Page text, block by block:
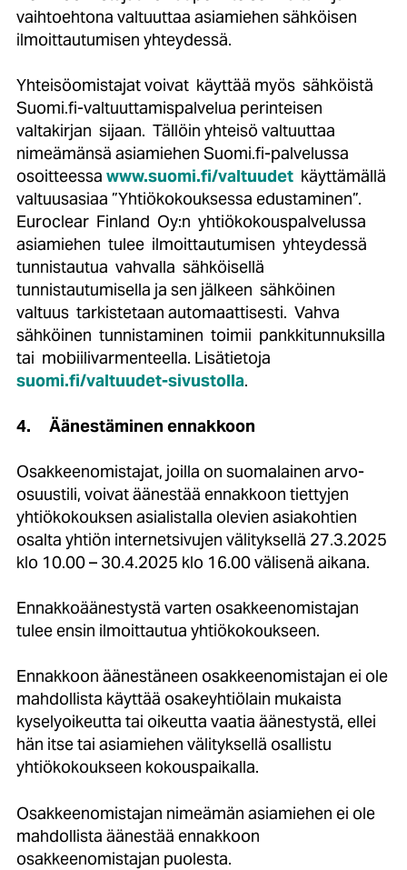
vaihtoehtona valtuuttaa asiamiehen sähköisen
ilmoittautumisen yhteydessä.
Yhteisöomistajat voivat käyttää myös sähköistä
Suomi.fi-valtuuttamispalvelua perinteisen
valtakirjan sijaan. Tällöin yhteisö valtuuttaa
nimeämänsä asiamiehen Suomi.fi-palvelussa
osoitteessa www.suomi.fi/valtuudet käyttämällä
valtuusasiaa ”Yhtiökokouksessa edustaminen”.
Euroclear Finland Oy:n yhtiökokouspalvelussa
asiamiehen tulee ilmoittautumisen yhteydessä
tunnistautua vahvalla sähköisellä
tunnistautumisella ja sen jälkeen sähköinen
valtuus tarkistetaan automaattisesti. Vahva
sähköinen tunnistaminen toimii pankkitunnuksilla
tai mobiilivarmenteella. Lisätietoja
suomi.fi/valtuudet-sivustolla.
4. Äänestäminen ennakkoon
Osakkeenomistajat, joilla on suomalainen arvo-
osuustili, voivat äänestää ennakkoon tiettyjen
yhtiökokouksen asialistalla olevien asiakohtien
osalta yhtiön internetsivujen välityksellä 27.3.2025
klo 10.00 – 30.4.2025 klo 16.00 välisenä aikana.
Ennakkoäänestystä varten osakkeenomistajan
tulee ensin ilmoittautua yhtiökokoukseen.
Ennakkoon äänestäneen osakkeenomistajan ei ole
mahdollista käyttää osakeyhtiölain mukaista
kyselyoikeutta tai oikeutta vaatia äänestystä, ellei
hän itse tai asiamiehen välityksellä osallistu
yhtiökokoukseen kokouspaikalla.
Osakkeenomistajan nimeämän asiamiehen ei ole
mahdollista äänestää ennakkoon
osakkeenomistajan puolesta.